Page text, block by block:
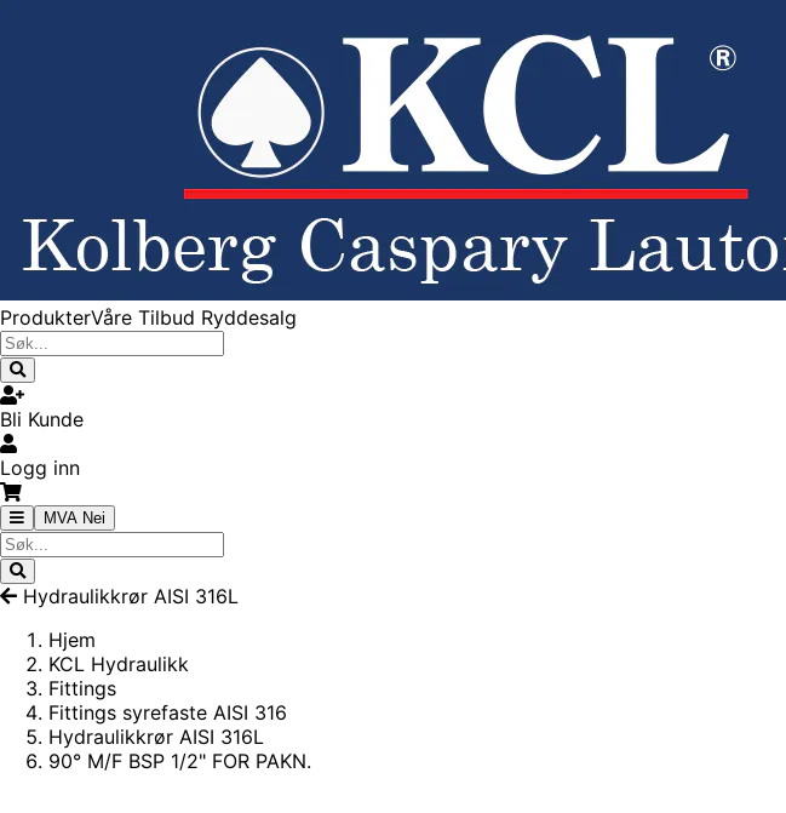
ProdukterVåre Tilbud Ryddesalg
Bli Kunde
Logg inn
MVA Nei
Hydraulikkrør AISI 316L
Hjem
KCL Hydraulikk
Fittings
Fittings syrefaste AISI 316
Hydraulikkrør AISI 316L
90° M/F BSP 1/2" FOR PAKN.